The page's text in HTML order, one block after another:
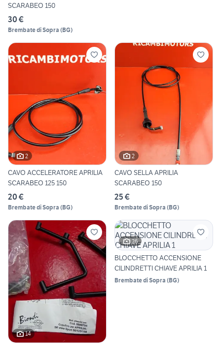
SCARABEO 150
30 €
Brembate di Sopra (BG)
2
CAVO ACCELERATORE APRILIA
SCARABEO 125 150
20 €
Brembate di Sopra (BG)
2
CAVO SELLA APRILIA
SCARABEO 150
25 €
Brembate di Sopra (BG)
14
26
BLOCCHETTO ACCENSIONE
CILINDRETTI CHIAVE APRILIA 1
Brembate di Sopra (BG)